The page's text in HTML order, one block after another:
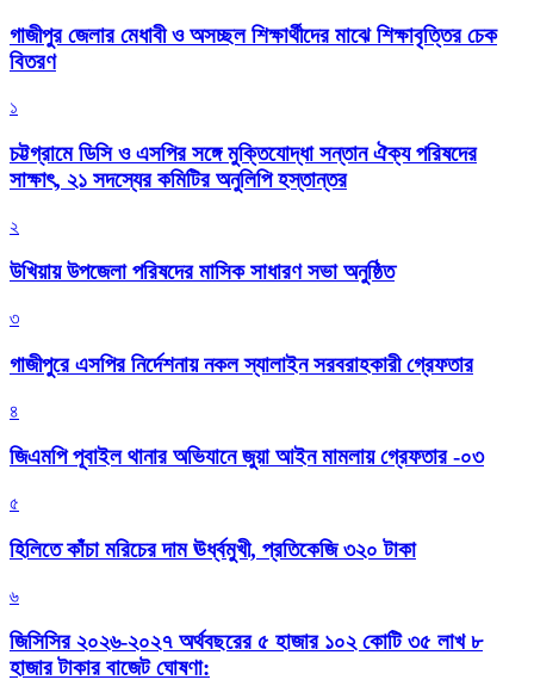
গাজীপুর জেলার মেধাবী ও অসচ্ছল শিক্ষার্থীদের মাঝে শিক্ষাবৃত্তির চেক
বিতরণ
১
চট্টগ্রামে ডিসি ও এসপির সঙ্গে মুক্তিযোদ্ধা সন্তান ঐক্য পরিষদের
সাক্ষাৎ, ২১ সদস্যের কমিটির অনুলিপি হস্তান্তর
২
উখিয়ায় উপজেলা পরিষদের মাসিক সাধারণ সভা অনুষ্ঠিত
৩
গাজীপুরে এসপির নির্দেশনায় নকল স্যালাইন সরবরাহকারী গ্রেফতার
৪
জিএমপি পূবাইল থানার অভিযানে জুয়া আইন মামলায় গ্রেফতার -০৩
৫
হিলিতে কাঁচা মরিচের দাম ঊর্ধ্বমুখী, প্রতিকেজি ৩২০ টাকা
৬
জিসিসির ২০২৬-২০২৭ অর্থবছরের ৫ হাজার ১০২ কোটি ৩৫ লাখ ৮
হাজার টাকার বাজেট ঘোষণা: